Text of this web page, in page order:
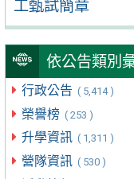
工甄試簡章
依公告類別
行政公告 ( 5,414 )
榮譽榜 ( 253 )
升學資訊 ( 1,311 )
營隊資訊 ( 530 )